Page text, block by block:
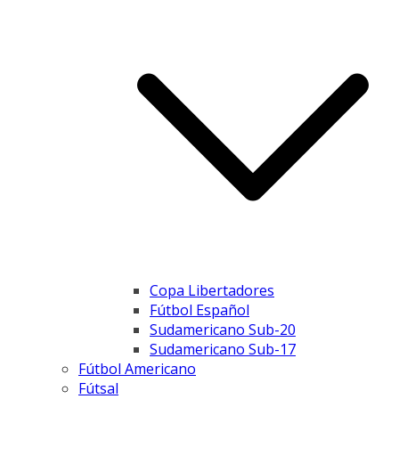
Copa Libertadores
Fútbol Español
Sudamericano Sub-20
Sudamericano Sub-17
Fútbol Americano
Fútsal